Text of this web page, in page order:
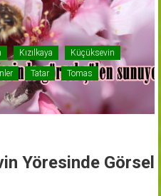
Kızılkaya Küçüksevin
Tatar Tomas
Yöresinde Görsel